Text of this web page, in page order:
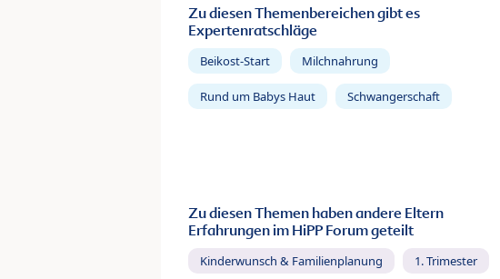
Zu diesen Themenbereichen gibt es
Expertenratschläge
Beikost-Start Milchnahrung
Rund um Babys Haut Schwangerschaft
Zu diesen Themen haben andere Eltern
Erfahrungen im HiPP Forum geteilt
Kinderwunsch & Familienplanung 1. Trimester